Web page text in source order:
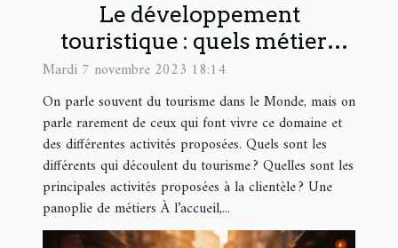
Le développement
touristique : quels métiers
d’avenir ?
Mardi 7 novembre 2023 18:14
On parle souvent du tourisme dans le Monde, mais on
parle rarement de ceux qui font vivre ce domaine et
des différentes activités proposées. Quels sont les
différents qui découlent du tourisme ? Quelles sont les
principales activités proposées à la clientèle ? Une
panoplie de métiers À l’accueil,...